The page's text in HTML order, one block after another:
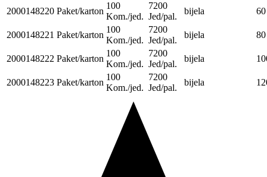
2000148220 Paket/karton
100
Kom./jed.
7200
Jed/pal.
bijela
2000148221 Paket/karton
100
Kom./jed.
7200
Jed/pal.
bijela
2000148222 Paket/karton
100
Kom./jed.
7200
Jed/pal.
bijela
2000148223 Paket/karton
100
Kom./jed.
7200
Jed/pal.
bijela